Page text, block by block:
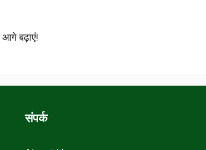
बढ़ाएं!
संपर्क